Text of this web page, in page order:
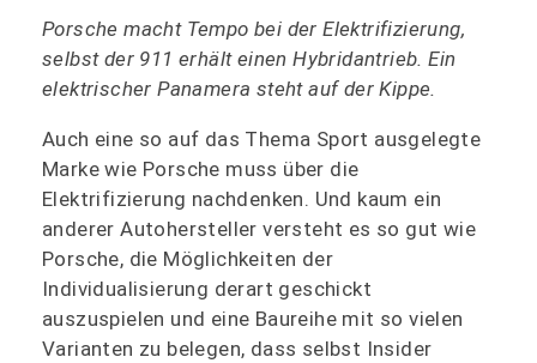
Porsche macht Tempo bei der Elektrifizierung,
selbst der 911 erhält einen Hybridantrieb. Ein
elektrischer Panamera steht auf der Kippe.
Auch eine so auf das Thema Sport ausgelegte
Marke wie Porsche muss über die
Elektrifizierung nachdenken. Und kaum ein
anderer Autohersteller versteht es so gut wie
Porsche, die Möglichkeiten der
Individualisierung derart geschickt
auszuspielen und eine Baureihe mit so vielen
Varianten zu belegen, dass selbst Insider